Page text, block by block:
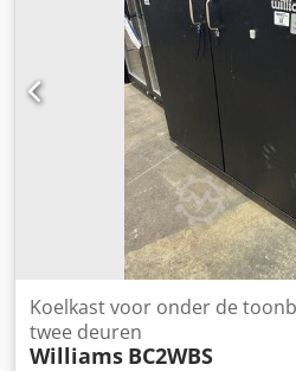
Koelkast voor onder de
twee deuren
Williams BC2WBS